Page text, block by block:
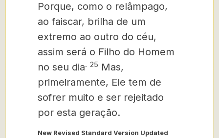
Porque, como o relâmpago,
ao faiscar, brilha de um
extremo ao outro do céu,
assim será o Filho do Homem
no seu dia. 25 Mas,
primeiramente, Ele tem de
sofrer muito e ser rejeitado
por esta geração.
New Revised Standard Version Updated